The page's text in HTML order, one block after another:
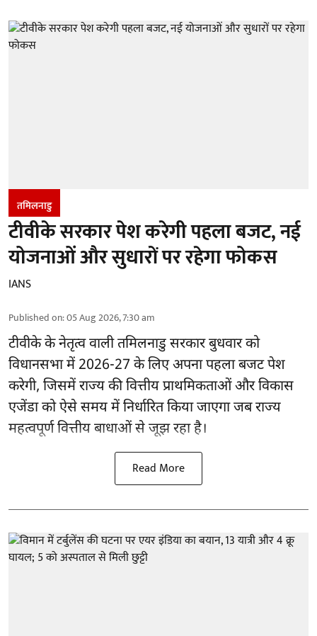
तमिलनाडु
टीवीके सरकार पेश करेगी पहला बजट, नई
योजनाओं और सुधारों पर रहेगा फोकस
IANS
Published on:05 Aug 2026, 7:30 am
टीवीके के नेतृत्व वालीतमिलनाडु सरकारबुधवार को
विधानसभा में 2026-27 के लिए अपना पहला बजट पेश
करेगी, जिसमें राज्य की वित्तीय प्राथमिकताओं और विकास
एजेंडा को ऐसे समय में निर्धारित किया जाएगा जब राज्य
महत्वपूर्ण वित्तीय बाधाओं से जूझ रहा है।
Read More